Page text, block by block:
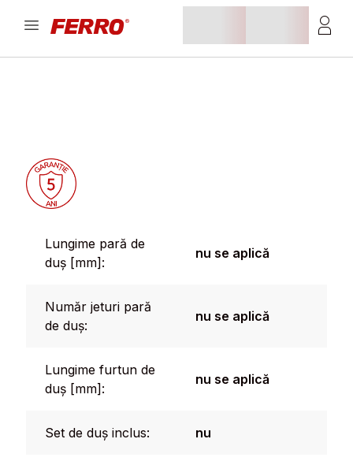
Lungime pară de
duș [mm]:
nu se aplică
Număr jeturi pară
de duș:
nu se aplică
Lungime furtun de
duș [mm]:
nu se aplică
Set de duș inclus: nu